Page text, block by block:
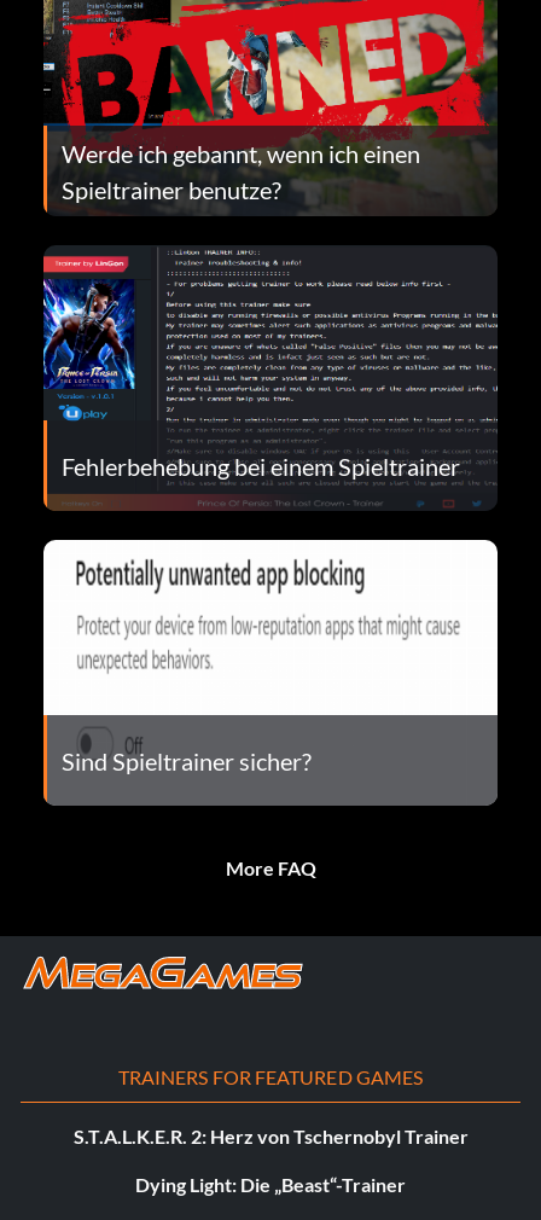
Werde ich gebannt, wenn ich einen
Spieltrainer benutze?
Fehlerbehebung bei einem Spieltrainer
Sind Spieltrainer sicher?
More FAQ
TRAINERS FOR FEATURED GAMES
S.T.A.L.K.E.R. 2: Herz von Tschernobyl Trainer
Dying Light: Die „Beast“-Trainer